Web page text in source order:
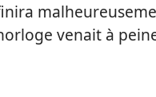
venait à